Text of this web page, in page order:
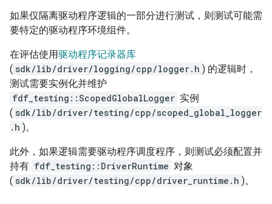
如果仅隔离驱动程序逻辑的一部分进行测试，则测试可能需
要特定的驱动程序环境组件。
在评估使用驱动程序记录器库
( sdk/lib/driver/logging/cpp/logger.h ) 的逻辑时，
测试需要实例化并维护
fdf_testing::ScopedGlobalLogger 实例
( sdk/lib/driver/testing/cpp/scoped_global_logger
.h )。
此外，如果逻辑需要驱动程序调度程序，则测试必须配置并
持有 fdf_testing::DriverRuntime 对象
( sdk/lib/driver/testing/cpp/driver_runtime.h )。